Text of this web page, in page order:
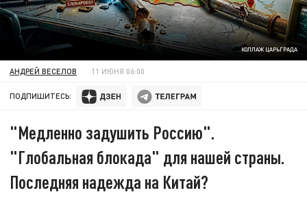
КОЛЛАЖ ЦАРЬГРАДА
АНДРЕЙ ВЕСЕЛОВ 11 ИЮНЯ 06:00
ПОДПИШИТЕСЬ:
"Медленно задушить Россию".
"Глобальная блокада" для нашей страны.
Последняя надежда на Китай?